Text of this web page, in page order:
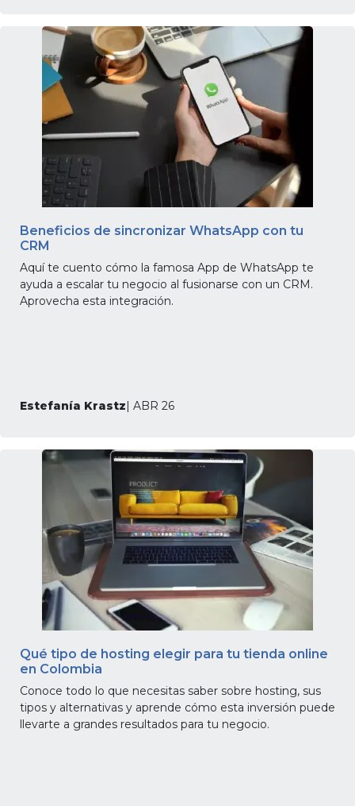
Beneficios de sincronizar WhatsApp con tu
CRM
Aquí te cuento cómo la famosa App de WhatsApp te
ayuda a escalar tu negocio al fusionarse con un CRM.
Aprovecha esta integración.
Estefanía Krastz| ABR 26
Qué tipo de hosting elegir para tu tienda online
en Colombia
Conoce todo lo que necesitas saber sobre hosting, sus
tipos y alternativas y aprende cómo esta inversión puede
llevarte a grandes resultados para tu negocio.